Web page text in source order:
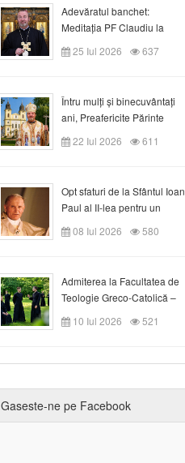
Adevăratul banchet:
Meditația PF Claudiu la
Duminica a VIII-a după
Rusalii
25 Iul 2026 637
Întru mulți și binecuvântați
ani, Preafericite Părinte
Claudiu!
22 Iul 2026 611
Opt sfaturi de la Sfântul Ioan
Paul al II-lea pentru un
creștin
08 Iul 2026 580
Admiterea la Facultatea de
Teologie Greco-Catolică –
Departamentul Blaj în anul
universitar 2026/2027
10 Iul 2026 521
Gaseste-ne pe Facebook